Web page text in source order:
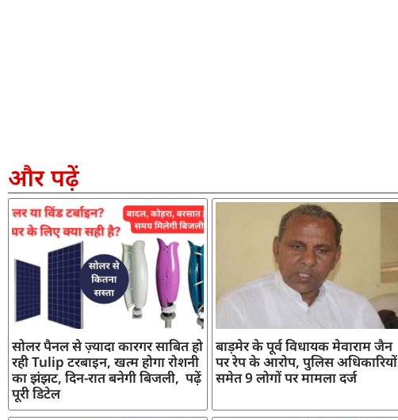
और पढ़ें
सोलर पैनल से ज़्यादा कारगर साबित हो
रही Tulip टरबाइन, खत्म होगा रोशनी
का झंझट, दिन-रात बनेगी बिजली, पढ़ें
पूरी डिटेल
बाड़मेर के पूर्व विधायक मेवाराम जैन
पर रेप के आरोप, पुलिस अधिकारियों
समेत 9 लोगों पर मामला दर्ज